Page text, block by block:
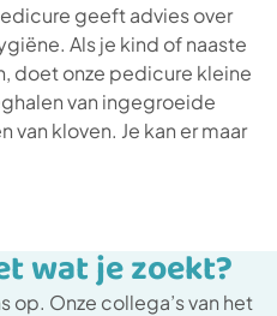
geeft advies over
Als je kind of naaste
doet onze pedicure kleine
van ingegroeide
kloven. Je kan er maar
wat je zoekt?
Onze collega’s van het